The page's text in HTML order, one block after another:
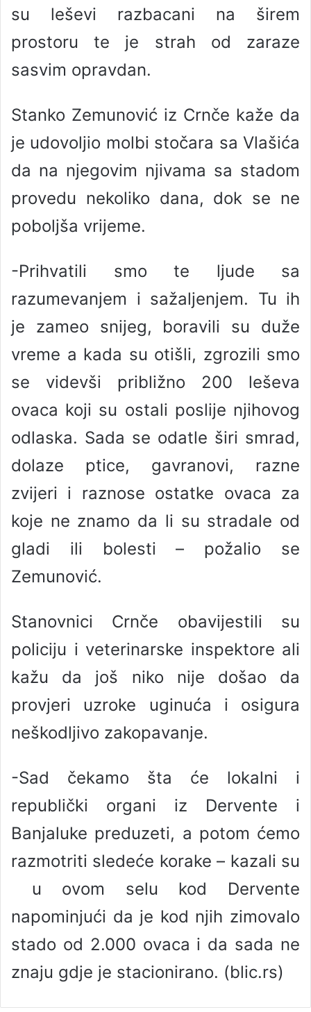
su leševi razbacani na širem
prostoru te je strah od zaraze
sasvim opravdan.
Stanko Zemunović iz Crnče kaže da
je udovoljio molbi stočara sa Vlašića
da na njegovim njivama sa stadom
provedu nekoliko dana, dok se ne
poboljša vrijeme.
-Prihvatili smo te ljude sa
razumevanjem i sažaljenjem. Tu ih
je zameo snijeg, boravili su duže
vreme a kada su otišli, zgrozili smo
se videvši približno 200 leševa
ovaca koji su ostali poslije njihovog
odlaska. Sada se odatle širi smrad,
dolaze ptice, gavranovi, razne
zvijeri i raznose ostatke ovaca za
koje ne znamo da li su stradale od
gladi ili bolesti – požalio se
Zemunović.
Stanovnici Crnče obavijestili su
policiju i veterinarske inspektore ali
kažu da još niko nije došao da
provjeri uzroke uginuća i osigura
neškodljivo zakopavanje.
-Sad čekamo šta će lokalni i
republički organi iz Dervente i
Banjaluke preduzeti, a potom ćemo
razmotriti sledeće korake – kazali su
u ovom selu kod Dervente
napominjući da je kod njih zimovalo
stado od 2.000 ovaca i da sada ne
znaju gdje je stacionirano. (blic.rs)